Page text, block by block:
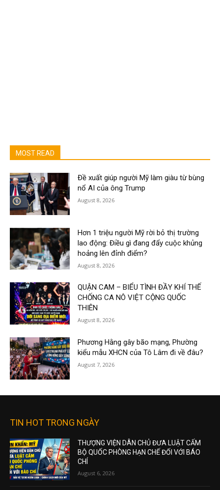
MOST READ
Đề xuất giúp người Mỹ làm giàu từ bùng
nổ AI của ông Trump
August 8, 2026
Hơn 1 triệu người Mỹ rời bỏ thị trường
lao động: Điều gì đang đẩy cuộc khủng
hoảng lên đỉnh điểm?
August 8, 2026
QUẬN CAM – BIỂU TÌNH ĐẦY KHÍ THẾ
CHỐNG CA NÔ VIỆT CỘNG QUỐC
THIÊN
August 8, 2026
Phương Hằng gây bão mạng, Phường
kiểu mẫu XHCN của Tô Lâm đi về đâu?
August 7, 2026
TIN HOT TRONG NGÀY
THƯỢNG VIỆN DÂN CHỦ ĐƯA LUẬT CẤM
BỘ QUỐC PHÒNG HẠN CHẾ ĐỐI VỚI BÁO
CHÍ
August 6, 2026